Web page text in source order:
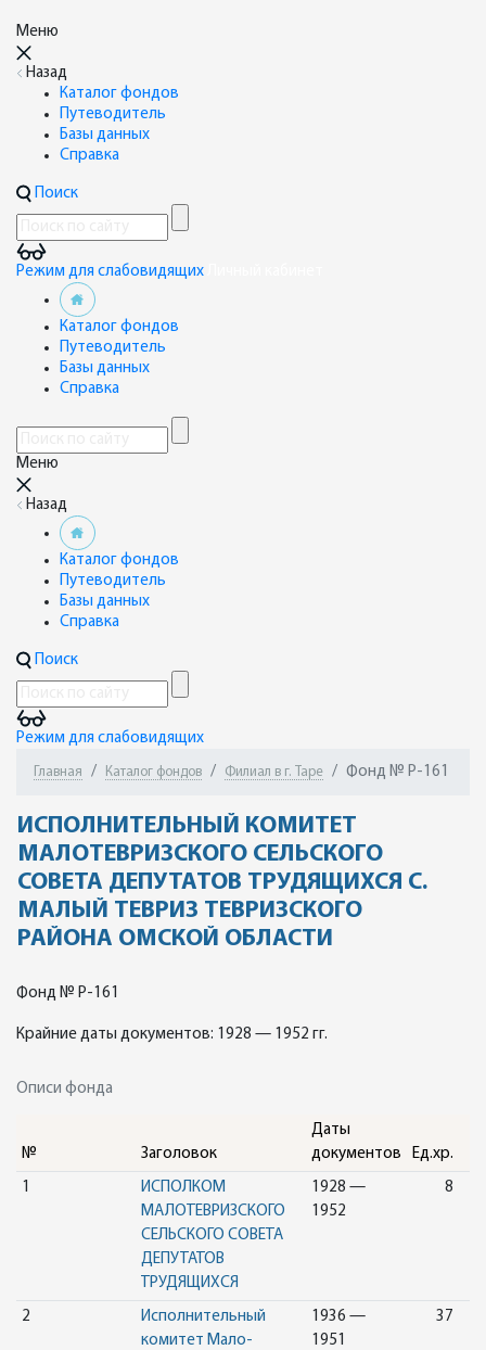
Меню
Назад
Каталог фондов
Путеводитель
Базы данных
Справка
Поиск
Режим для слабовидящих
Каталог фондов
Путеводитель
Базы данных
Справка
Меню
Назад
Каталог фондов
Путеводитель
Базы данных
Справка
Поиск
Режим для слабовидящих
Главная Каталог фондов Филиал в г. Таре Фонд № Р-161
ИСПОЛНИТЕЛЬНЫЙ КОМИТЕТ
МАЛОТЕВРИЗСКОГО СЕЛЬСКОГО
СОВЕТА ДЕПУТАТОВ ТРУДЯЩИХСЯ С.
МАЛЫЙ ТЕВРИЗ ТЕВРИЗСКОГО
РАЙОНА ОМСКОЙ ОБЛАСТИ
Фонд № Р-161
Крайние даты документов: 1928 — 1952 гг.
Описи фонда
№ Заголовок
Даты
документов
Ед.хр.
1
ИСПОЛКОМ
МАЛОТЕВРИЗСКОГО
СЕЛЬСКОГО СОВЕТА
ДЕПУТАТОВ
ТРУДЯЩИХСЯ
1928 —
1952
8
2
Исполнительный
комитет Мало-
1936 —
1951
37